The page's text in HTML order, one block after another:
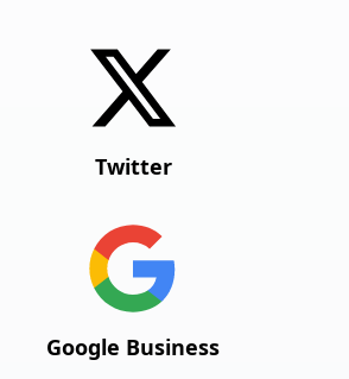
Twitter
Google Business